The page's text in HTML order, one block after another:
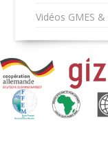
Vidéos GMES